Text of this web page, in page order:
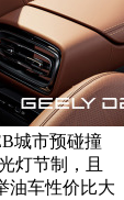
城市预碰撞
灯节制，且
油车性价比大